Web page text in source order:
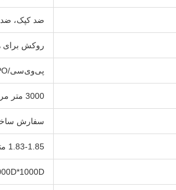
ضد کپک، ضد
روکش برای
پی‌وی‌سی/TPU/TPO و غیره.
3000 متر مربع
سفارش
1.83-1.85 متر